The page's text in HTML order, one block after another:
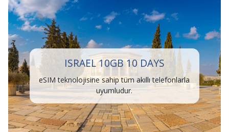
ISRAEL 10GB 10 DAYS
eSIM teknolojisine sahip tüm akıllı telefonlarla
uyumludur.